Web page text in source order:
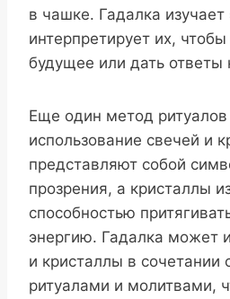
в чашке. Гадалка изучает
интерпретирует их, чтобы
будущее или дать ответы
Еще один метод
использование свечей и
представляют собой
прозрения, а кристаллы
способностью
энергию. Гадалка может
и кристаллы в сочетании
ритуалами и молитвами,